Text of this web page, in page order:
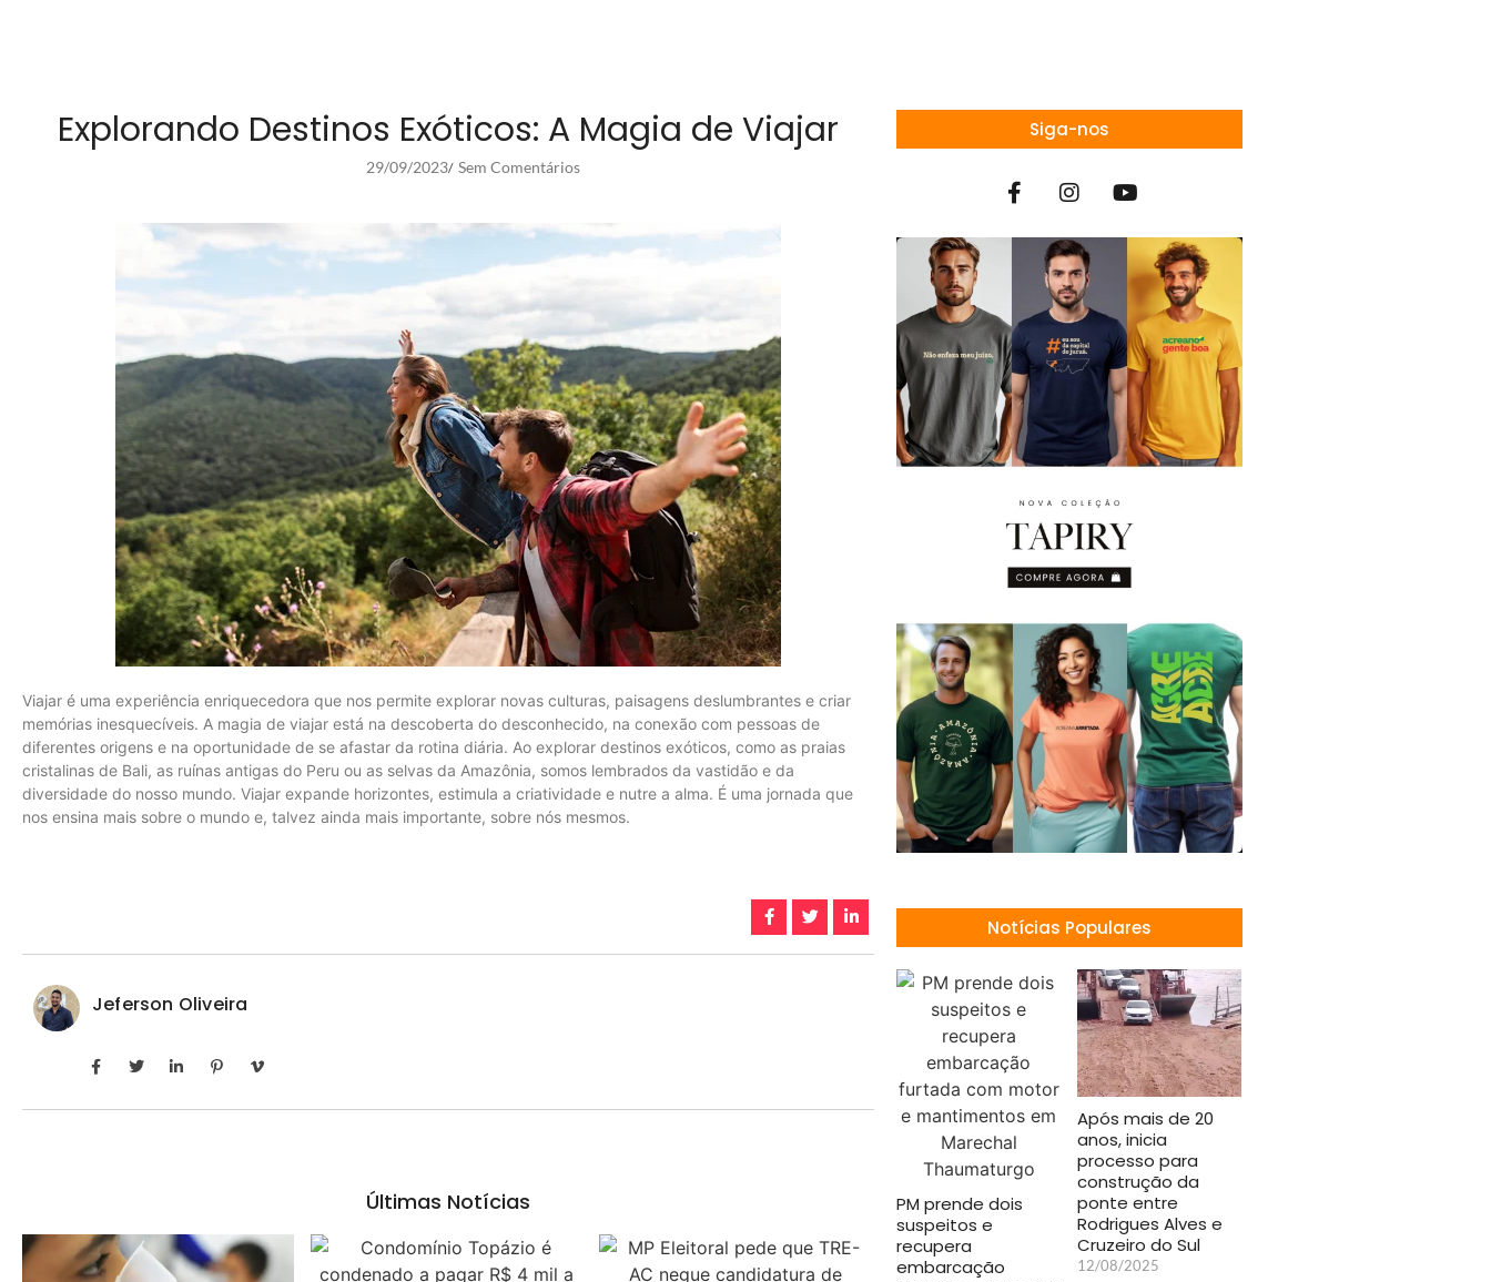
Explorando Destinos Exóticos: A Magia de Viajar
29/09/2023/ Sem Comentários
Viajar é uma experiência enriquecedora que nos permite explorar novas culturas, paisagens deslumbrantes e criar
memórias inesquecíveis. A magia de viajar está na descoberta do desconhecido, na conexão com pessoas de
diferentes origens e na oportunidade de se afastar da rotina diária. Ao explorar destinos exóticos, como as praias
cristalinas de Bali, as ruínas antigas do Peru ou as selvas da Amazônia, somos lembrados da vastidão e da
diversidade do nosso mundo. Viajar expande horizontes, estimula a criatividade e nutre a alma. É uma jornada que
nos ensina mais sobre o mundo e, talvez ainda mais importante, sobre nós mesmos.
Jeferson Oliveira
Últimas Notícias
Siga-nos
Notícias Populares
PM prende dois
suspeitos e
recupera
embarcação
Após mais de 20
anos, inicia
processo para
construção da
ponte entre
Rodrigues Alves e
Cruzeiro do Sul
12/08/2025